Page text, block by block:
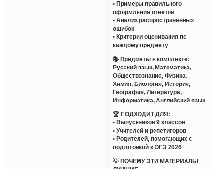
• Примеры правильного
оформления ответов
• Анализ распространённых
ошибок
• Критерии оценивания по
каждому предмету
📚 Предметы в комплекте:
Русский язык, Математика,
Обществознание, Физика,
Химия, Биология, История,
География, Литература,
Информатика, Английский язык
🏆 ПОДХОДИТ ДЛЯ:
• Выпускников 9 классов
• Учителей и репетиторов
• Родителей, помогающих с
подготовкой к ОГЭ 2026
💡 ПОЧЕМУ ЭТИ МАТЕРИАЛЫ